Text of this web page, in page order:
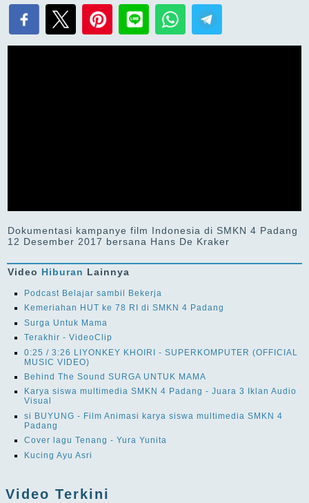
Dokumentasi kampanye film Indonesia di SMKN 4 Padang
12 Desember 2017 bersana Hans De Kraker
Video Hiburan Lainnya
Podcast Belajar sambil Bekerja
Kemeriahan HUT ke 78 RI di SMKN 4 Padang
Surga Untuk Mama
Terakhir - VideoClip
0:25 / 3:26 LIYONKEY KHOIRI - SUPERKOMPUTER (OFFICIAL
MUSIC VIDEO)
Behind The Sound SURGA UNTUK MAMA
Karya siswa multimedia SMKN 4 Padang - Juara 3 Iklan Audio
Visual
si BUYUNG - Film Animasi karya siswa multimedia SMKN 4
Padang
Cover lagu Tenang - Yura Yunita
Kucing Ayu Asri
Video Terkini